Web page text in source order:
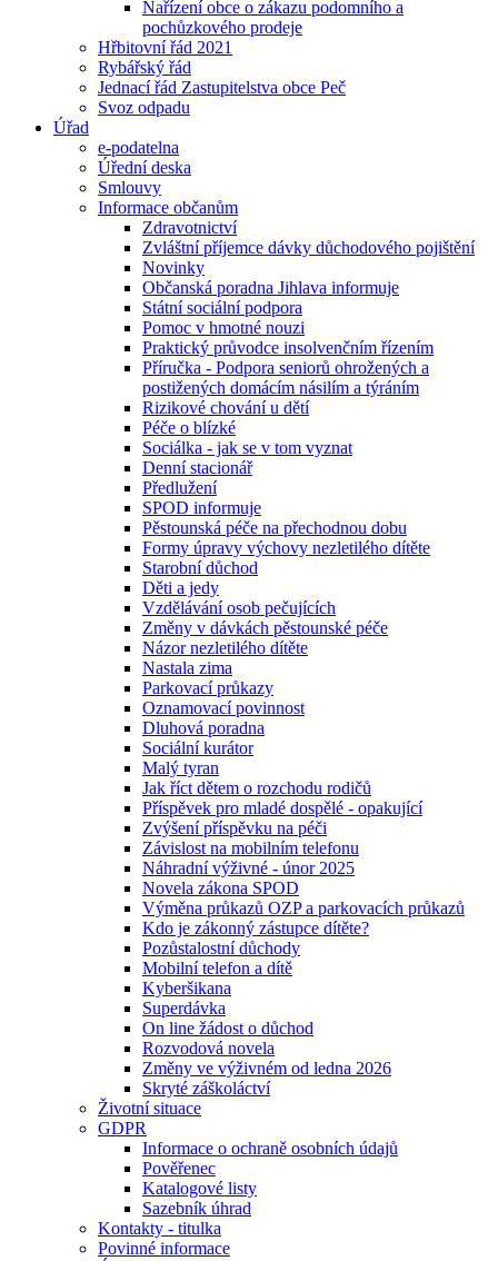
Nařízení obce o zákazu podomního a
pochůzkového prodeje
Hřbitovní řád 2021
Rybářský řád
Jednací řád Zastupitelstva obce Peč
Svoz odpadu
Úřad
e-podatelna
Úřední deska
Smlouvy
Informace občanům
Zdravotnictví
Zvláštní příjemce dávky důchodového pojištění
Novinky
Občanská poradna Jihlava informuje
Státní sociální podpora
Pomoc v hmotné nouzi
Praktický průvodce insolvenčním řízením
Příručka - Podpora seniorů ohrožených a
postižených domácím násilím a týráním
Rizikové chování u dětí
Péče o blízké
Sociálka - jak se v tom vyznat
Denní stacionář
Předlužení
SPOD informuje
Pěstounská péče na přechodnou dobu
Formy úpravy výchovy nezletilého dítěte
Starobní důchod
Děti a jedy
Vzdělávání osob pečujících
Změny v dávkách pěstounské péče
Názor nezletilého dítěte
Nastala zima
Parkovací průkazy
Oznamovací povinnost
Dluhová poradna
Sociální kurátor
Malý tyran
Jak říct dětem o rozchodu rodičů
Příspěvek pro mladé dospělé - opakující
Zvýšení příspěvku na péči
Závislost na mobilním telefonu
Náhradní výživné - únor 2025
Novela zákona SPOD
Výměna průkazů OZP a parkovacích průkazů
Kdo je zákonný zástupce dítěte?
Pozůstalostní důchody
Mobilní telefon a dítě
Kyberšikana
Superdávka
On line žádost o důchod
Rozvodová novela
Změny ve výživném od ledna 2026
Skryté záškoláctví
Životní situace
GDPR
Informace o ochraně osobních údajů
Pověřenec
Katalogové listy
Sazebník úhrad
Kontakty - titulka
Povinné informace